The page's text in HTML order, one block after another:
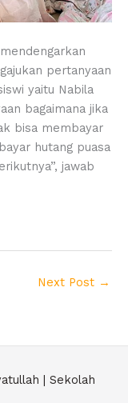
pertanyaan
yaitu Nabila
bagaimana jika
bisa membayar
hutang puasa
jawab
Next Post →
| Sekolah